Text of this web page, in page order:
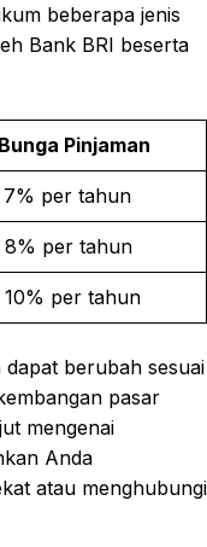
beberapa jenis
Bank BRI beserta
Bunga Pinjaman
7% per tahun
8% per tahun
10% per tahun
berubah sesuai
pasar
mengenai
Anda
atau menghubungi